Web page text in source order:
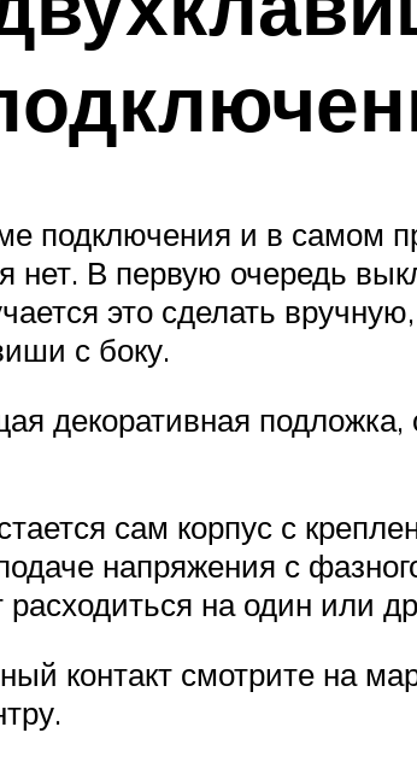
подключения и в самом
нет. В первую очередь
это сделать
с боку.
декоративная
сам корпус с
напряжения с
на один или
контакт смотрите на